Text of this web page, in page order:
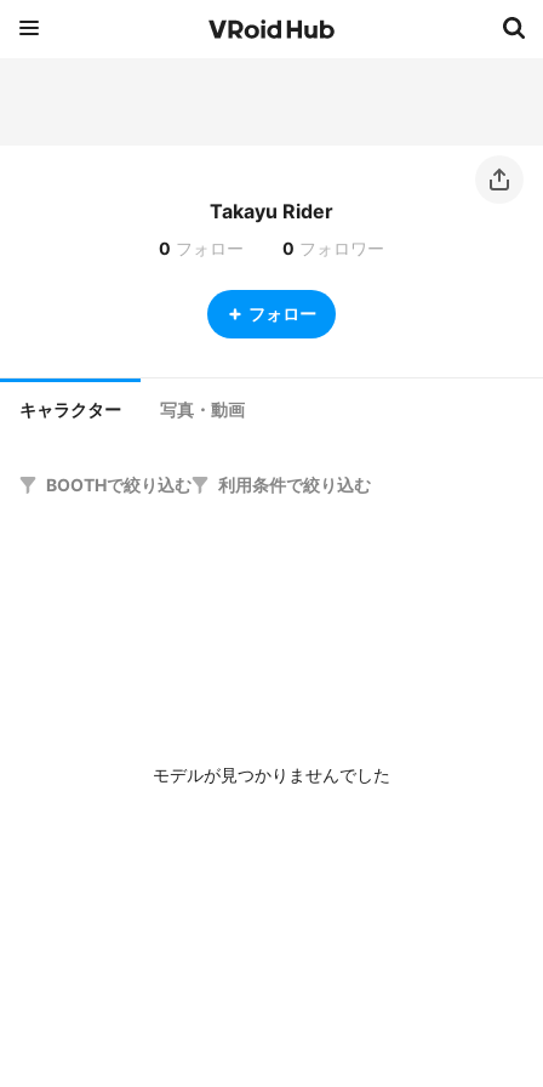
Takayu Rider
0 フォロー 0 フォロワー
フォロー
キャラクター 写真・動画
BOOTHで絞り込む 利用条件で絞り込む
モデルが見つかりませんでした